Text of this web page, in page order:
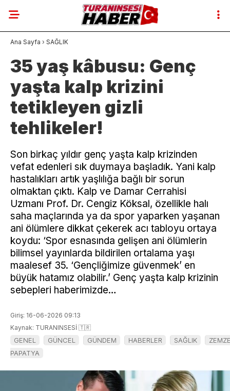
Ana Sayfa › SAĞLIK
35 yaş kâbusu: Genç
yaşta kalp krizini
tetikleyen gizli
tehlikeler!
Son birkaç yıldır genç yaşta kalp krizinden
vefat edenleri sık duymaya başladık. Yani kalp
hastalıkları artık yaşlılığa bağlı bir sorun
olmaktan çıktı. Kalp ve Damar Cerrahisi
Uzmanı Prof. Dr. Cengiz Köksal, özellikle halı
saha maçlarında ya da spor yaparken yaşanan
ani ölümlere dikkat çekerek acı tabloyu ortaya
koydu: ‘Spor esnasında gelişen ani ölümlerin
bilimsel yayınlarda bildirilen ortalama yaşı
maalesef 35. ‘Gençliğimize güvenmek’ en
büyük hatamız olabilir.’ Genç yaşta kalp krizinin
sebepleri haberimizde…
Giriş: 16-06-2026 09:13
Kaynak: TURANINSESİ 🇹🇷
GENEL GÜNCEL GÜNDEM HABERLER SAĞLIK
PAPATYA